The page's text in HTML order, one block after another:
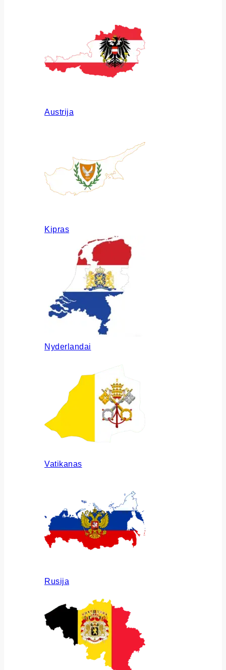
Austrija
Kipras
Nyderlandai
Vatikanas
Rusija